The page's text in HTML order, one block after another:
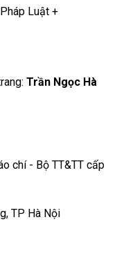
Luật +
Trần Ngọc Hà
chí - Bộ TT&TT cấp
TP Hà Nội